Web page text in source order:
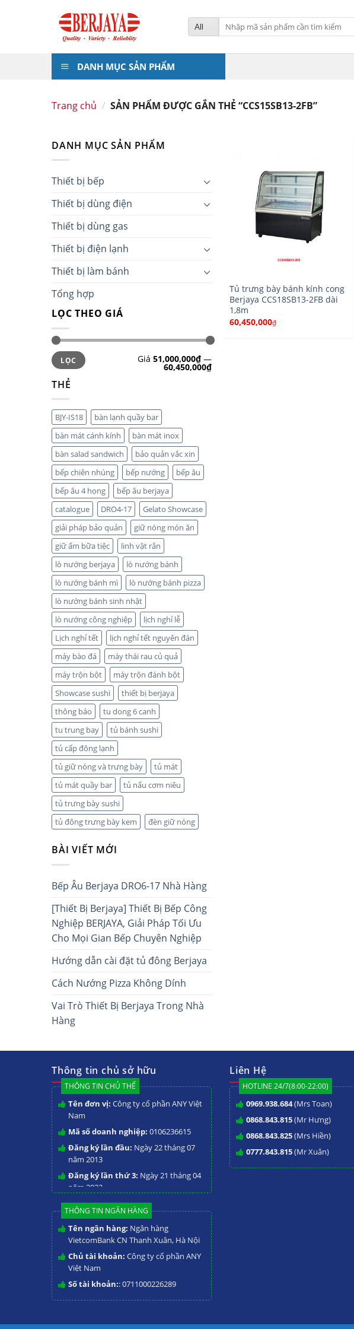
Tìm
kiếm:
DANH MỤC SẢN PHẨM
Trang chủ / SẢN PHẨM ĐƯỢC GẮN THẺ “CCS15SB13-2FB”
DANH MỤC SẢN PHẨM
Thiết bị bếp
Thiết bị dùng điện
Thiết bị dùng gas
Thiết bị điện lạnh
Thiết bị làm bánh
Tổng hợp
LỌC THEO GIÁ
LỌC Giá 51,000,000₫ —
60,450,000₫
THẺ
BJY-IS18
bàn lạnh quầy bar
bàn mát cánh kính
bàn mát inox
bàn salad sandwich
bảo quản vắc xin
bếp chiên nhúng
bếp nướng
bếp âu
bếp âu 4 họng
bếp âu berjaya
catalogue
DRO4-17
Gelato Showcase
giải pháp bảo quản
giữ nóng món ăn
giữ ấm bữa tiệc
linh vật rắn
lò nướng berjaya
lò nướng bánh
lò nướng bánh mì
lò nướng bánh pizza
lò nướng bánh sinh nhật
lò nướng công nghiệp
lịch nghỉ lễ
Lịch nghỉ tết
lịch nghỉ tết nguyên đán
máy bào đá
máy thái rau củ quả
máy trộn bột
máy trộn đánh bột
Showcase sushi
thiết bị berjaya
thông báo
tu dong 6 canh
tu trung bay
tủ bánh sushi
tủ cấp đông lạnh
tủ giữ nóng và trưng bày
tủ mát
tủ mát quầy bar
tủ nấu cơm niêu
tủ trưng bày sushi
tủ đông trưng bày kem
đèn giữ nóng
BÀI VIẾT MỚI
Bếp Âu Berjaya DRO6-17 Nhà Hàng
[Thiết Bị Berjaya] Thiết Bị Bếp Công
Nghiệp BERJAYA, Giải Pháp Tối Ưu
Cho Mọi Gian Bếp Chuyên Nghiệp
Hướng dẫn cài đặt tủ đông Berjaya
Cách Nướng Pizza Không Dính
Vai Trò Thiết Bị Berjaya Trong Nhà
Hàng
Tủ trưng bày bánh kính cong
Berjaya CCS18SB13-2FB dài
1,8m
60,450,000₫
Thông tin chủ sở hữu
THÔNG TIN CHỦ THỂ
Tên đơn vị: Công ty cổ phần ANY Việt
Nam
Mã số doanh nghiệp: 0106236615
Đăng ký lần đầu: Ngày 22 tháng 07
năm 2013
Đăng ký lần thứ 3: Ngày 21 tháng 04
năm 2023
THÔNG TIN NGÂN HÀNG
Tên ngân hàng: Ngân hàng
VietcomBank CN Thanh Xuân, Hà Nội
Chủ tài khoản: Công ty cổ phần ANY
Việt Nam
Số tài khoản:: 0711000226289
Liên Hệ
HOTLINE 24/7(8:00-22:00)
0969.938.684(Mrs Toan)
0868.843.815(Mr Hưng)
0868.843.825(Mrs Hiền)
0777.843.815(Mr Xuân)